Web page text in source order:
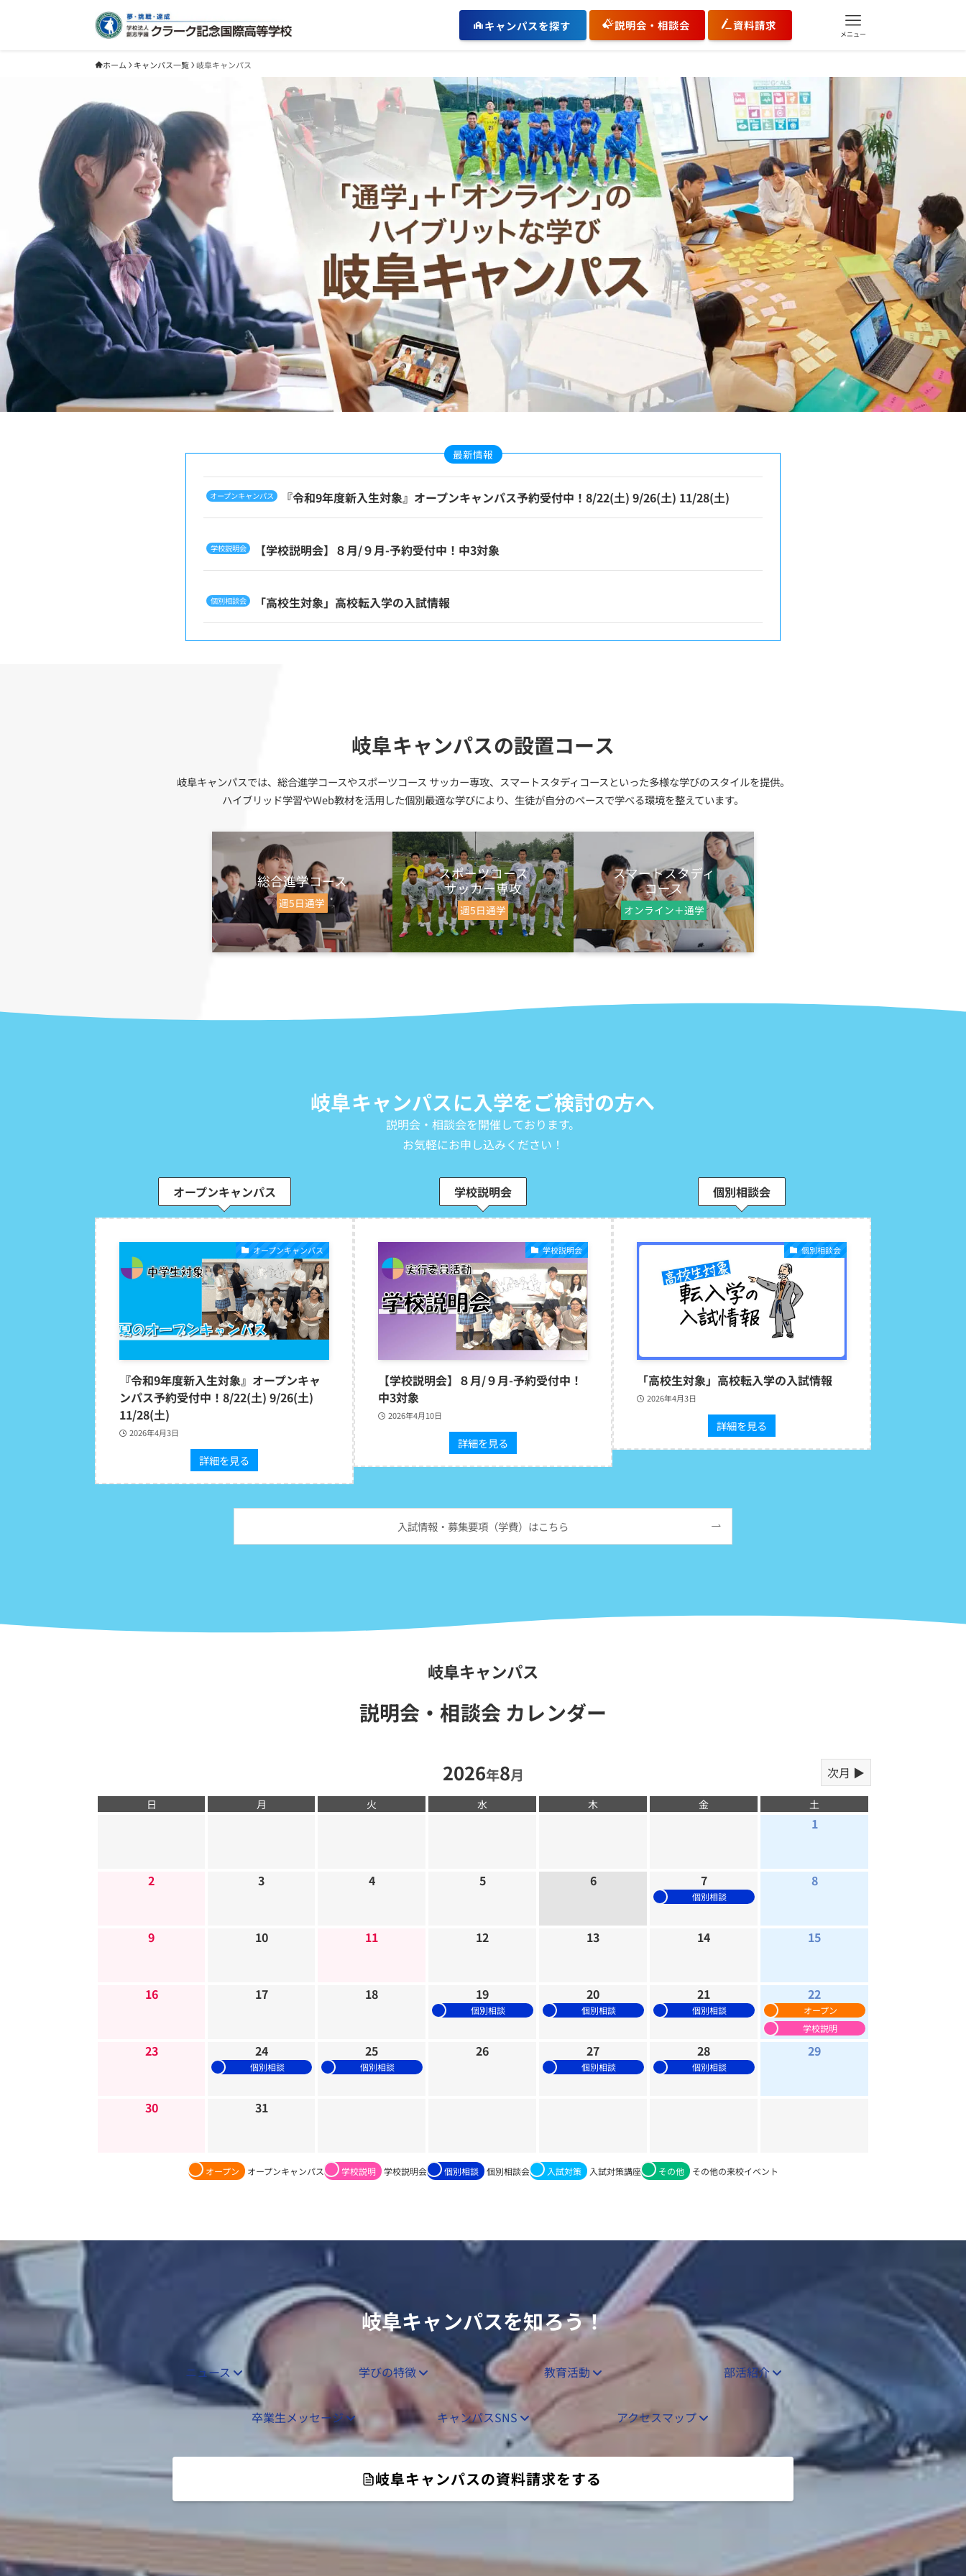
キャンパスを探す 説明会・相談会 資料請求
メニュー
ホーム キャンパス一覧 岐阜キャンパス
最新情報
オープンキャンパス 『令和9年度新入生対象』オープンキャンパス予約受付中！8/22(土) 9/26(土) 11/28(土)
学校説明会 【学校説明会】８月/９月-予約受付中！中3対象
個別相談会 「高校生対象」高校転入学の入試情報
岐阜キャンパスの設置コース
岐阜キャンパスでは、総合進学コースやスポーツコース サッカー専攻、スマートスタディコースといった多様な学びのスタイルを提供。
ハイブリッド学習やWeb教材を活用した個別最適な学びにより、生徒が自分のペースで学べる環境を整えています。
総合進学コース
週5日通学
スポーツコース
サッカー専攻
週5日通学
スマートスタディ
コース
オンライン＋通学
岐阜キャンパスに入学をご検討の方へ
説明会・相談会を開催しております。
お気軽にお申し込みください！
オープンキャンパス
オープンキャンパス
『令和9年度新入生対象』オープンキャ
ンパス予約受付中！8/22(土) 9/26(土)
11/28(土)
2026年4月3日
詳細を見る
学校説明会
学校説明会
【学校説明会】８月/９月-予約受付中！
中3対象
2026年4月10日
詳細を見る
個別相談会
個別相談会
「高校生対象」高校転入学の入試情報
2026年4月3日
詳細を見る
入試情報・募集要項（学費）はこちら
岐阜キャンパス
説明会・相談会 カレンダー
2026年8月 次月 ▶
日 月 火 水 木 金 土
1
2 3 4 5 6 7
個別相談
8
9 10 11 12 13 14 15
16 17 18 19
個別相談
20
個別相談
21
個別相談
22
オープン
学校説明
23 24
個別相談
25
個別相談
26 27
個別相談
28
個別相談
29
30 31
オープン オープンキャンパス 学校説明 学校説明会 個別相談 個別相談会 入試対策 入試対策講座 その他 その他の来校イベント
岐阜キャンパスを知ろう！
ニュース 学びの特徴 教育活動 部活紹介
卒業生メッセージ キャンパスSNS アクセスマップ
岐阜キャンパスの資料請求をする